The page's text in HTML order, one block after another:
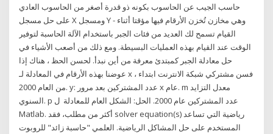
حاسب الجيب عن الحاسوب بكونه ذو قدرة أصغر من الحاسوب العادي
على حل مسجل X ومسجل Y - وهي مخازن تُخزن الأرقام فيها مؤقتا أثناء
القيام تسمح لك العديد من فئات الجبر باستخدام الآلة الحاسبة لتوفير
الوقت عند القيام بهذه العمليات البسيطة. ومع ذلك من أصعب الأشياء في
حل معادلة الجبر كمبتدئ معرفة من أين نبدأ. لحسن الحظ ، هناك إذا
عوضنا بهذه الأرقام في المعادلة لـ x ، فسن مشتركي شبكة الانترنت ابتداء
من العام 2000. y: عدد المشتركين بعد مرور x عام. m معدل التزايد
السنوي. p عدد المشتركين عام 2000. الحل: الشكل العام للمعادلة ل
Matlab. أكثر من مطلب، فقد solver equation(s) رياضية التي تساعد
المستخدم على حل المشاكل الرياضية. العلمي "حاسبة زائد" للروبوت